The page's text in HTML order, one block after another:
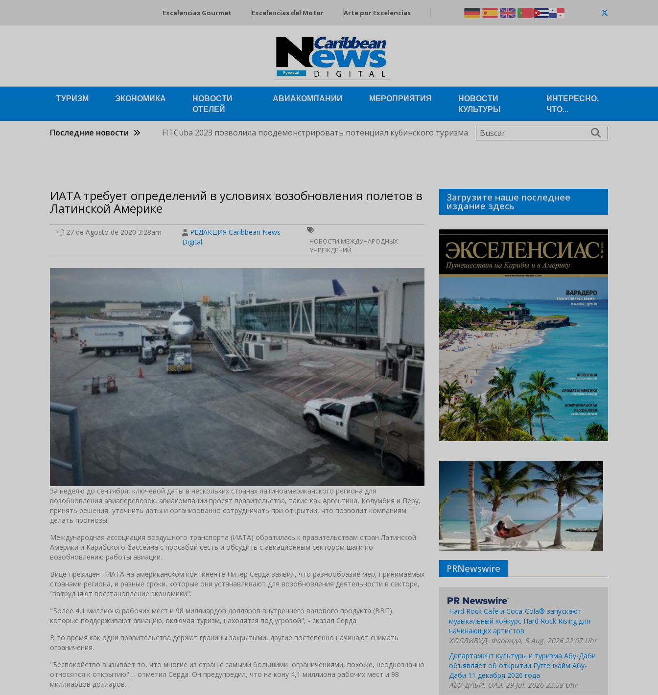
Excelencias Gourmet Excelencias del Motor Arte por Excelencias
ТУРИЗМ ЭКОНОМИКА
НОВОСТИ
ОТЕЛЕЙ
АВИАКОМПАНИИ МЕРОПРИЯТИЯ
НОВОСТИ
КУЛЬТУРЫ
ИНТЕРЕСНО,
ЧТО...
Последние новости FITCuba 2023 позволила продемонстрировать потенциал кубинского туризма Buscar
ИАТА требует определений в условиях возобновления полетов в
Латинской Америке
27 de Agosto de 2020 3:28am
РЕДАКЦИЯ Caribbean News
Digital
НОВОСТИ МЕЖДУНАРОДНЫХ
УЧРЕЖДЕНИЙ
За неделю до сентября, ключевой даты в нескольких странах латиноамериканского региона для
возобновления авиаперевозок, авиакомпании просят правительства, такие как Аргентина, Колумбия и Перу,
принять решения, уточнить даты и организованно сотрудничать при открытии, что позволит компаниям
делать прогнозы.
Международная ассоциация воздушного транспорта (ИАТА) обратилась к правительствам стран Латинской
Америки и Карибского бассейна с просьбой сесть и обсудить с авиационным сектором шаги по
возобновлению работы авиации.
Вице-президент ИАТА на американском континенте Питер Серда заявил, что разнообразие мер, принимаемых
странами региона, и разные сроки, которые они устанавливают для возобновления деятельности в секторе,
"затрудняют восстановление экономики".
"Более 4,1 миллиона рабочих мест и 98 миллиардов долларов внутреннего валового продукта (ВВП),
которые поддерживают авиацию, включая туризм, находятся под угрозой", - сказал Серда.
В то время как одни правительства держат границы закрытыми, другие постепенно начинают снимать
ограничения.
"Беспокойство вызывает то, что многие из стран с самыми большими ограничениями, похоже, неоднозначно
относятся к открытию", - отметил Серда. Он предупредил, что на кону 4,1 миллиона рабочих мест и 98
миллиардов долларов.
Загрузите наше последнее
издание здесь
PRNewswire
Hard Rock Cafe и Coca-Cola® запускают
музыкальный конкурс Hard Rock Rising для
начинающих артистов
ХОЛЛИВУД, Флорида, 5 Aug. 2026 22:07 Uhr
Департамент культуры и туризма Абу-Даби
объявляет об открытии Гуггенхайм Абу-
Даби 11 декабря 2026 года
АБУ-ДАБИ, ОАЭ, 29 Jul. 2026 22:58 Uhr